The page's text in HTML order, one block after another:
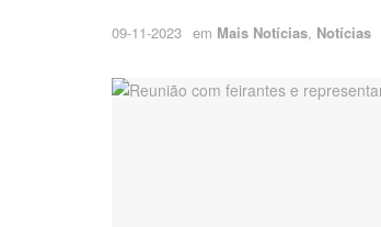
09-11-2023 em Mais Notícias, Notícias